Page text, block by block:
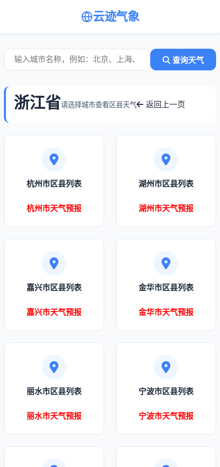
云迹气象
查询天气
浙江省请选择城市查看区县天气 返回上一页
杭州市区县列表
杭州市天气预报
湖州市区县列表
湖州市天气预报
嘉兴市区县列表
嘉兴市天气预报
金华市区县列表
金华市天气预报
丽水市区县列表
丽水市天气预报
宁波市区县列表
宁波市天气预报